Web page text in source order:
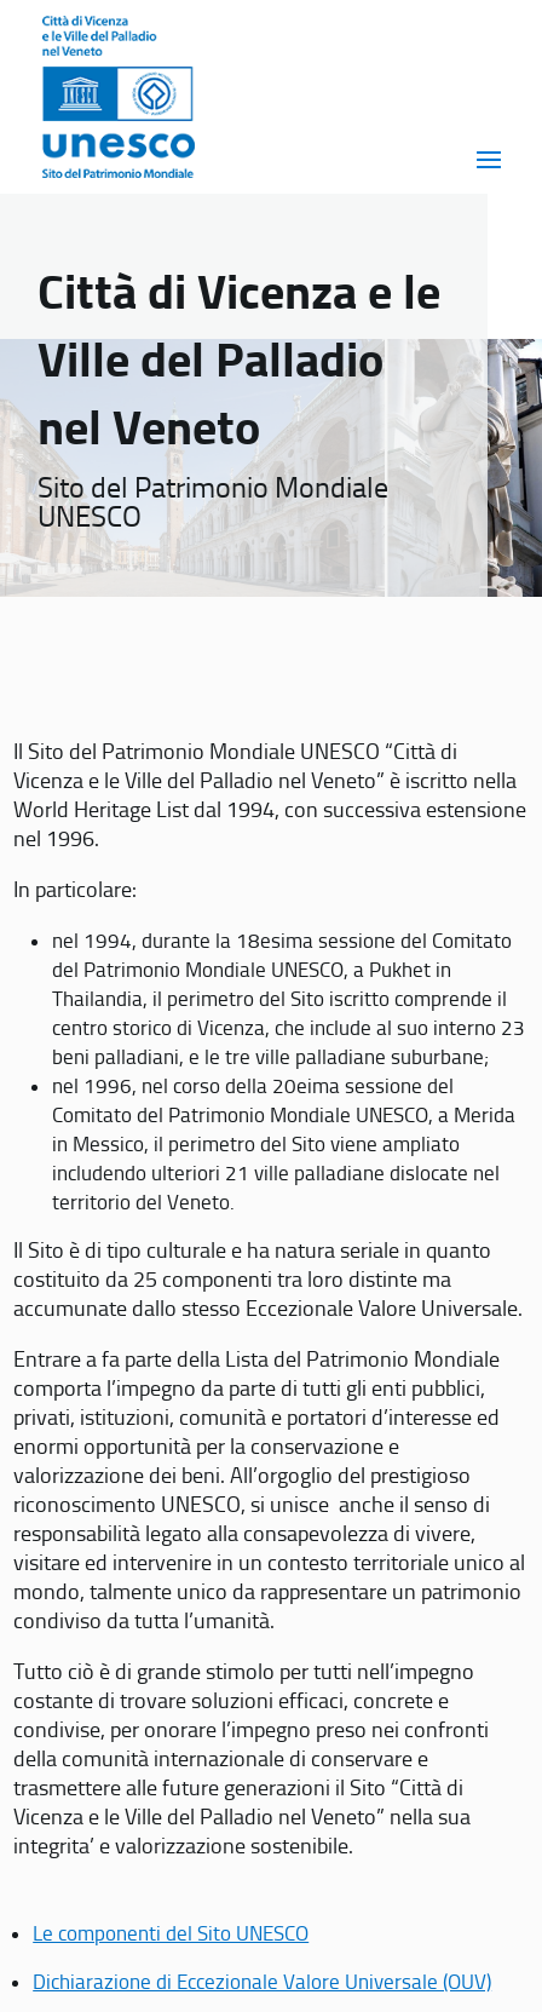
Città di Vicenza e le
Ville del Palladio
nel Veneto
Sito del Patrimonio Mondiale
UNESCO
Il Sito del Patrimonio Mondiale UNESCO “Città di
Vicenza e le Ville del Palladio nel Veneto” è iscritto nella
World Heritage List dal 1994, con successiva estensione
nel 1996.
In particolare:
nel 1994, durante la 18esima sessione del Comitato
del Patrimonio Mondiale UNESCO, a Pukhet in
Thailandia, il perimetro del Sito iscritto comprende il
centro storico di Vicenza, che include al suo interno 23
beni palladiani, e le tre ville palladiane suburbane;
nel 1996, nel corso della 20eima sessione del
Comitato del Patrimonio Mondiale UNESCO, a Merida
in Messico, il perimetro del Sito viene ampliato
includendo ulteriori 21 ville palladiane dislocate nel
territorio del Veneto.
Il Sito è di tipo culturale e ha natura seriale in quanto
costituito da 25 componenti tra loro distinte ma
accumunate dallo stesso Eccezionale Valore Universale.
Entrare a fa parte della Lista del Patrimonio Mondiale
comporta l’impegno da parte di tutti gli enti pubblici,
privati, istituzioni, comunità e portatori d’interesse ed
enormi opportunità per la conservazione e
valorizzazione dei beni. All’orgoglio del prestigioso
riconoscimento UNESCO, si unisce anche il senso di
responsabilità legato alla consapevolezza di vivere,
visitare ed intervenire in un contesto territoriale unico al
mondo, talmente unico da rappresentare un patrimonio
condiviso da tutta l’umanità.
Tutto ciò è di grande stimolo per tutti nell’impegno
costante di trovare soluzioni efficaci, concrete e
condivise, per onorare l’impegno preso nei confronti
della comunità internazionale di conservare e
trasmettere alle future generazioni il Sito “Città di
Vicenza e le Ville del Palladio nel Veneto” nella sua
integrita’ e valorizzazione sostenibile.
Le componenti del Sito UNESCO
Dichiarazione di Eccezionale Valore Universale (OUV)